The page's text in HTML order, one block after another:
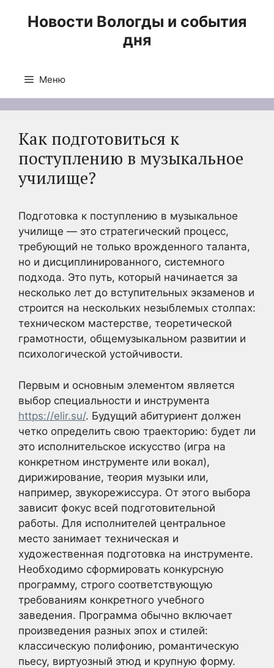
Новости Вологды и события
дня
Меню
Как подготовиться к
поступлению в музыкальное
училище?
Подготовка к поступлению в музыкальное
училище — это стратегический процесс,
требующий не только врожденного таланта,
но и дисциплинированного, системного
подхода. Это путь, который начинается за
несколько лет до вступительных экзаменов и
строится на нескольких незыблемых столпах:
техническом мастерстве, теоретической
грамотности, общемузыкальном развитии и
психологической устойчивости.
Первым и основным элементом является
выбор специальности и инструмента
https://elir.su/. Будущий абитуриент должен
четко определить свою траекторию: будет ли
это исполнительское искусство (игра на
конкретном инструменте или вокал),
дирижирование, теория музыки или,
например, звукорежиссура. От этого выбора
зависит фокус всей подготовительной
работы. Для исполнителей центральное
место занимает техническая и
художественная подготовка на инструменте.
Необходимо сформировать конкурсную
программу, строго соответствующую
требованиям конкретного учебного
заведения. Программа обычно включает
произведения разных эпох и стилей:
классическую полифонию, романтическую
пьесу, виртуозный этюд и крупную форму.